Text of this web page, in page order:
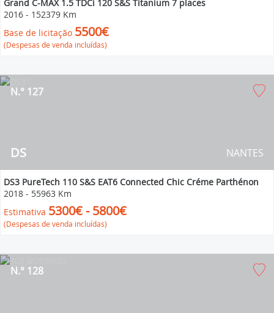
Grand C-MAX 1.5 TDCi 120 S&S Titanium 7 places
2016 - 152379 Km
Base de licitação 5500€
(Despesas de venda incluídas)
DS
N.° 127
NANTES
DS3 PureTech 110 S&S EAT6 Connected Chic Créme Parthénon
2018 - 55963 Km
Estimativa 5300€ - 5800€
(Despesas de venda incluídas)
N.° 128